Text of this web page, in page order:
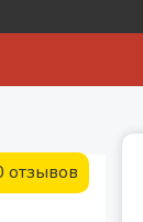
отзывов